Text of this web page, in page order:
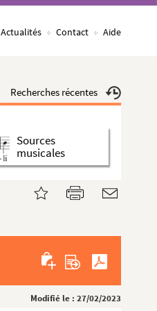
Actualités Contact Aide
Recherches récentes
Sources
musicales
Modifié le : 27/02/2023